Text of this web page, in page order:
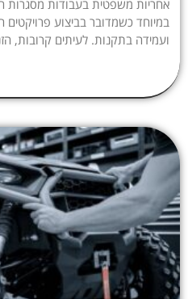
אחריות משפטית בעבודות מסגרות
במיוחד כשמדובר בביצוע פרויקטים
ועמידה בתקנות. לעיתים קרובות,